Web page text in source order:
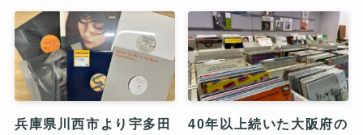
兵庫県川西市より宇多田
40年以上続いた大阪府の